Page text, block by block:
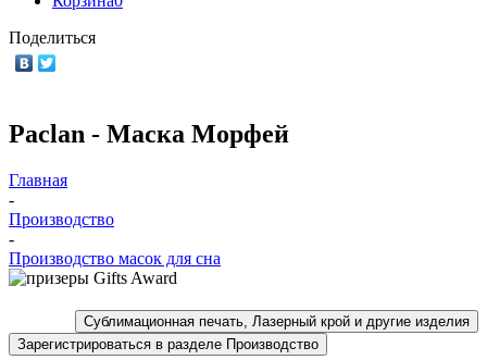
Поделиться
Paclan - Маска Морфей
Главная
-
Производство
-
Производство масок для сна
Сублимационная печать, Лазерный крой и другие изделия
Зарегистрироваться в разделе Производство